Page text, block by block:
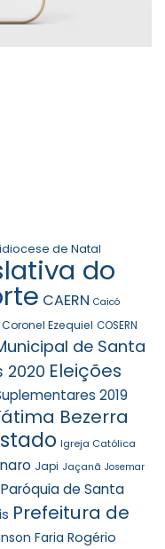
de Natal
do
CAERN Caicó
Coronel Ezequiel COSERN
de Santa
2020 Eleições
2019
Bezerra
Igreja Católica
Japi Jaçanã Josemar
Paróquia de Santa
Prefeitura de
Faria Rogério